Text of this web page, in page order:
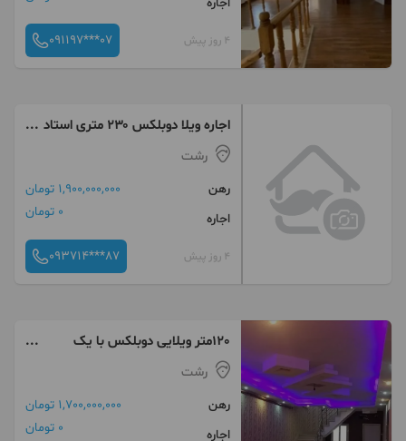
4 روز پیش 091197***07
اجاره ویلا دوبلکس ۲۳۰ متری استاد
معین ۳ خوابهرشت
رهن
1,900,000,000 تومان
اجاره
0 تومان
4 روز پیش 093714***87
120متر ویلایی دوبلکس با یک
خواب بسیار بزرگ جذاب
رشت
رهن
1,700,000,000 تومان
اجاره
0 تومان